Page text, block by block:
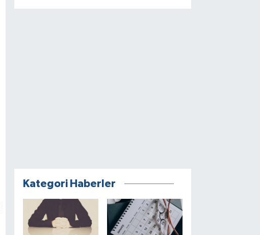
Kategori Haberler